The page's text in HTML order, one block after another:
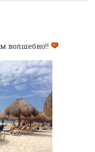
волшебно!!